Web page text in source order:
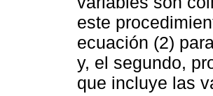
este
ecuación (2)
y, el segundo,
que incluye las